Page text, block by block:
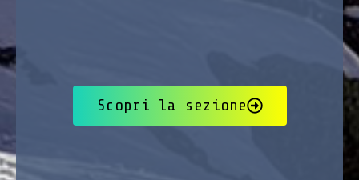
Scopri la sezione